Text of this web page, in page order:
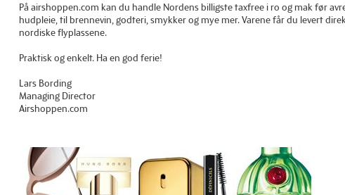
På airshoppen.com kan du handle Nordens billigste taxfree i ro og mak før
hudpleie, til brennevin, godteri, smykker og mye mer. Varene får du levert
nordiske flyplassene.
Praktisk og enkelt. Ha en god ferie!
Lars Bording
Managing Director
Airshoppen.com